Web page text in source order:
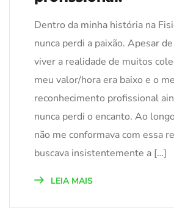
Dentro da minha história na
nunca perdi a paixão. Apesar
viver a realidade de muitos
meu valor/hora era baixo e o
reconhecimento profissional
nunca perdi o encanto. Ao
não me conformava com essa
buscava insistentemente a […]
LEIA MAIS